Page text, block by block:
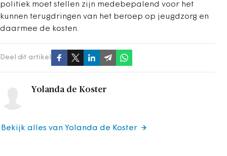
politiek moet stellen zijn medebepalend voor het
kunnen terugdringen van het beroep op jeugdzorg en
daarmee de kosten.
Deel dit artikel
Yolanda de Koster
Bekijk alles van Yolanda de Koster